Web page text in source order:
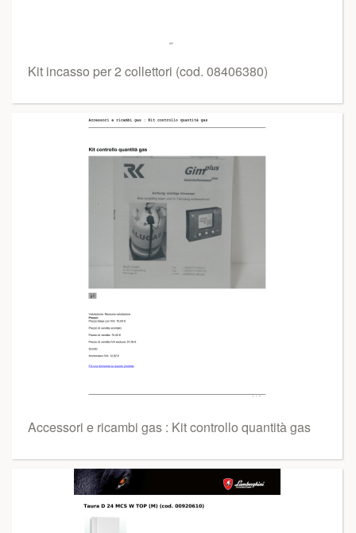
Kit incasso per 2 collettori (cod. 08406380)
Accessori e ricambi gas : Kit controllo quantità gas